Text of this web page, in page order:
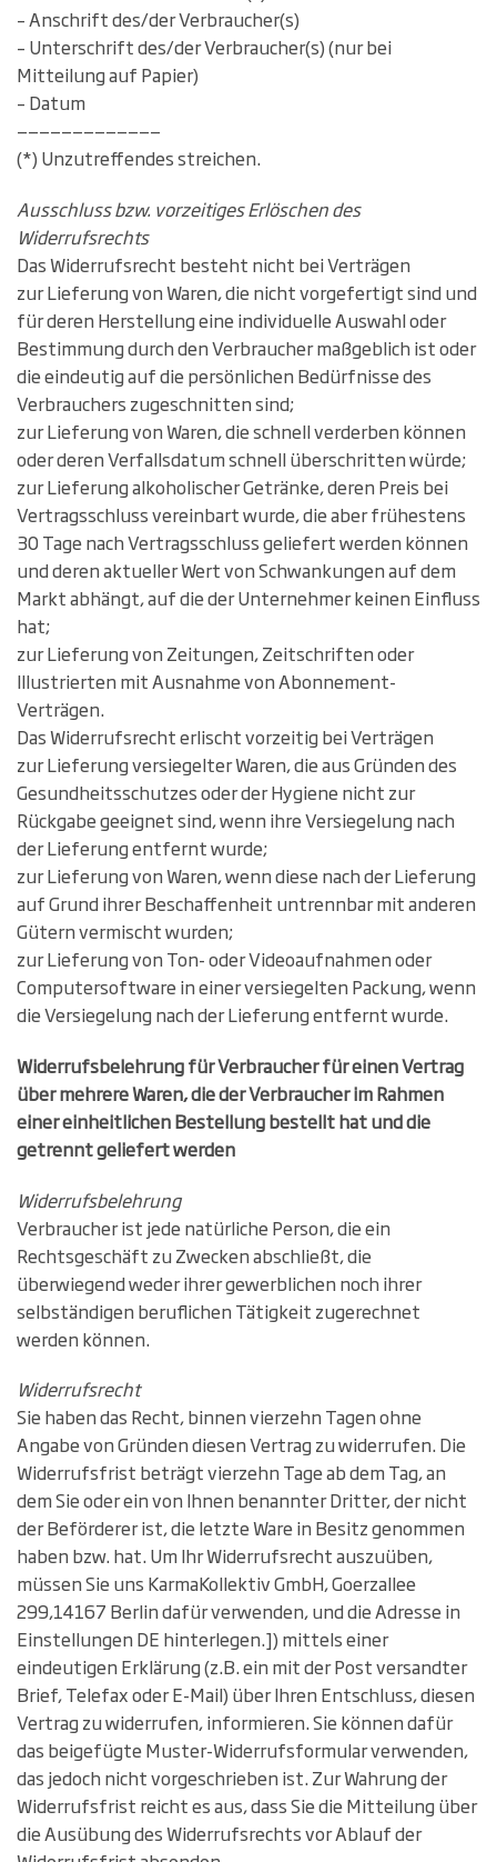
– Anschrift des/der Verbraucher(s)
– Unterschrift des/der Verbraucher(s) (nur bei
Mitteilung auf Papier)
– Datum
—————————————
(*) Unzutreffendes streichen.
Ausschluss bzw. vorzeitiges Erlöschen des
Widerrufsrechts
Das Widerrufsrecht besteht nicht bei Verträgen
zur Lieferung von Waren, die nicht vorgefertigt sind und
für deren Herstellung eine individuelle Auswahl oder
Bestimmung durch den Verbraucher maßgeblich ist oder
die eindeutig auf die persönlichen Bedürfnisse des
Verbrauchers zugeschnitten sind;
zur Lieferung von Waren, die schnell verderben können
oder deren Verfallsdatum schnell überschritten würde;
zur Lieferung alkoholischer Getränke, deren Preis bei
Vertragsschluss vereinbart wurde, die aber frühestens
30 Tage nach Vertragsschluss geliefert werden können
und deren aktueller Wert von Schwankungen auf dem
Markt abhängt, auf die der Unternehmer keinen Einfluss
hat;
zur Lieferung von Zeitungen, Zeitschriften oder
Illustrierten mit Ausnahme von Abonnement-
Verträgen.
Das Widerrufsrecht erlischt vorzeitig bei Verträgen
zur Lieferung versiegelter Waren, die aus Gründen des
Gesundheitsschutzes oder der Hygiene nicht zur
Rückgabe geeignet sind, wenn ihre Versiegelung nach
der Lieferung entfernt wurde;
zur Lieferung von Waren, wenn diese nach der Lieferung
auf Grund ihrer Beschaffenheit untrennbar mit anderen
Gütern vermischt wurden;
zur Lieferung von Ton- oder Videoaufnahmen oder
Computersoftware in einer versiegelten Packung, wenn
die Versiegelung nach der Lieferung entfernt wurde.
Widerrufsbelehrung für Verbraucher für einen Vertrag
über mehrere Waren, die der Verbraucher im Rahmen
einer einheitlichen Bestellung bestellt hat und die
getrennt geliefert werden
Widerrufsbelehrung
Verbraucher ist jede natürliche Person, die ein
Rechtsgeschäft zu Zwecken abschließt, die
überwiegend weder ihrer gewerblichen noch ihrer
selbständigen beruflichen Tätigkeit zugerechnet
werden können.
Widerrufsrecht
Sie haben das Recht, binnen vierzehn Tagen ohne
Angabe von Gründen diesen Vertrag zu widerrufen. Die
Widerrufsfrist beträgt vierzehn Tage ab dem Tag, an
dem Sie oder ein von Ihnen benannter Dritter, der nicht
der Beförderer ist, die letzte Ware in Besitz genommen
haben bzw. hat. Um Ihr Widerrufsrecht auszuüben,
müssen Sie uns KarmaKollektiv GmbH, Goerzallee
299,14167 Berlin dafür verwenden, und die Adresse in
Einstellungen DE hinterlegen.]) mittels einer
eindeutigen Erklärung (z.B. ein mit der Post versandter
Brief, Telefax oder E-Mail) über Ihren Entschluss, diesen
Vertrag zu widerrufen, informieren. Sie können dafür
das beigefügte Muster-Widerrufsformular verwenden,
das jedoch nicht vorgeschrieben ist. Zur Wahrung der
Widerrufsfrist reicht es aus, dass Sie die Mitteilung über
die Ausübung des Widerrufsrechts vor Ablauf der